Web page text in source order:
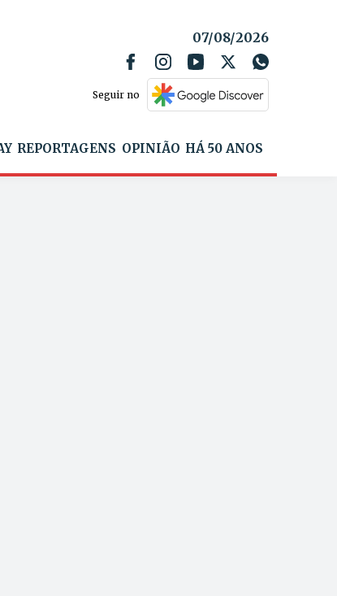
07/08/2026
Seguir no
REPORTAGENS OPINIÃO HÁ 50 ANOS